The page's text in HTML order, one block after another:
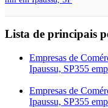
Lista de principais
Empresas de
Ipaussu, SP355
Empresas de
Ipaussu, SP355